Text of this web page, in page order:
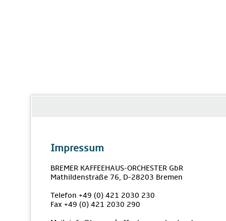
Impressum
BREMER KAFFEEHAUS-ORCHESTER GbR
Mathildenstraße 76, D-28203 Bremen
Telefon +49 (0) 421 2030 230
Fax +49 (0) 421 2030 290